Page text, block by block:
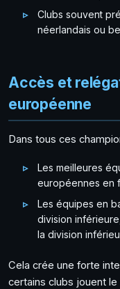
Clubs souvent
néerlandais ou
Accès et
européenne
Dans tous ces
Les meilleures
européennes en
Les équipes en
division
la division
Cela crée une forte
certains clubs jouent